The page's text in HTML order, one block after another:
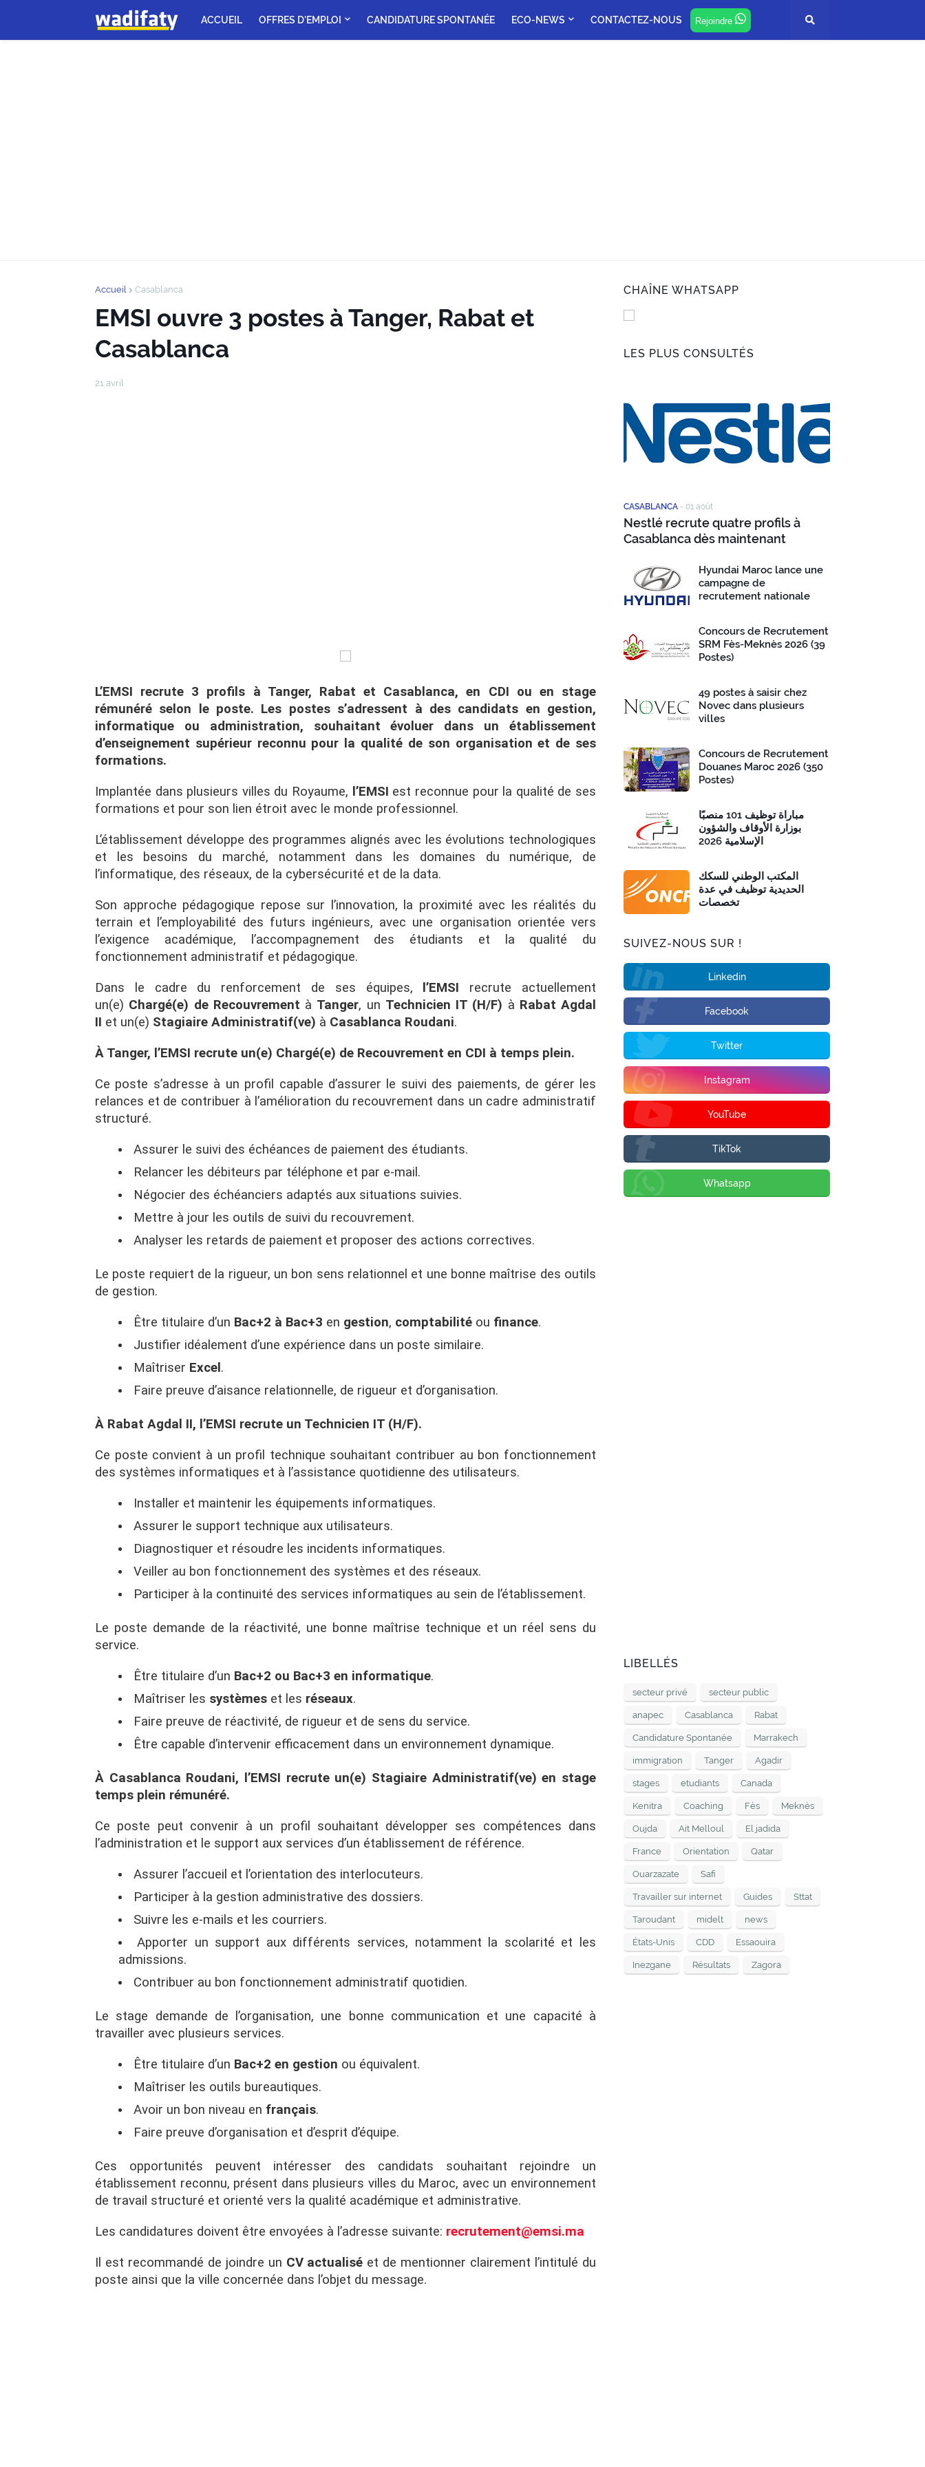
ACCUEIL OFFRES D'EMPLOI CANDIDATURE SPONTANÉE ECO-NEWS CONTACTEZ-NOUS Rejoindre
Accueil Casablanca
EMSI ouvre 3 postes à Tanger, Rabat et
Casablanca
21 avril
L’EMSI recrute 3 profils à Tanger, Rabat et Casablanca, en CDI ou en stage
rémunéré selon le poste. Les postes s’adressent à des candidats en gestion,
informatique ou administration, souhaitant évoluer dans un établissement
d’enseignement supérieur reconnu pour la qualité de son organisation et de ses
formations.
Implantée dans plusieurs villes du Royaume, l’EMSI est reconnue pour la qualité de ses
formations et pour son lien étroit avec le monde professionnel.
L’établissement développe des programmes alignés avec les évolutions technologiques
et les besoins du marché, notamment dans les domaines du numérique, de
l’informatique, des réseaux, de la cybersécurité et de la data.
Son approche pédagogique repose sur l’innovation, la proximité avec les réalités du
terrain et l’employabilité des futurs ingénieurs, avec une organisation orientée vers
l’exigence académique, l’accompagnement des étudiants et la qualité du
fonctionnement administratif et pédagogique.
Dans le cadre du renforcement de ses équipes, l’EMSI recrute actuellement
un(e) Chargé(e) de Recouvrement à Tanger, un Technicien IT (H/F) à Rabat Agdal
II et un(e) Stagiaire Administratif(ve) à Casablanca Roudani.
À Tanger, l’EMSI recrute un(e) Chargé(e) de Recouvrement en CDI à temps plein.
Ce poste s’adresse à un profil capable d’assurer le suivi des paiements, de gérer les
relances et de contribuer à l’amélioration du recouvrement dans un cadre administratif
structuré.
Assurer le suivi des échéances de paiement des étudiants.
Relancer les débiteurs par téléphone et par e-mail.
Négocier des échéanciers adaptés aux situations suivies.
Mettre à jour les outils de suivi du recouvrement.
Analyser les retards de paiement et proposer des actions correctives.
Le poste requiert de la rigueur, un bon sens relationnel et une bonne maîtrise des outils
de gestion.
Être titulaire d’un Bac+2 à Bac+3 en gestion, comptabilité ou finance.
Justifier idéalement d’une expérience dans un poste similaire.
Maîtriser Excel .
Faire preuve d’aisance relationnelle, de rigueur et d’organisation.
À Rabat Agdal II, l’EMSI recrute un Technicien IT (H/F).
Ce poste convient à un profil technique souhaitant contribuer au bon fonctionnement
des systèmes informatiques et à l’assistance quotidienne des utilisateurs.
Installer et maintenir les équipements informatiques.
Assurer le support technique aux utilisateurs.
Diagnostiquer et résoudre les incidents informatiques.
Veiller au bon fonctionnement des systèmes et des réseaux.
Participer à la continuité des services informatiques au sein de l’établissement.
Le poste demande de la réactivité, une bonne maîtrise technique et un réel sens du
service.
Être titulaire d’un Bac+2 ou Bac+3 en informatique.
Maîtriser les systèmes et les réseaux.
Faire preuve de réactivité, de rigueur et de sens du service.
Être capable d’intervenir efficacement dans un environnement dynamique.
À Casablanca Roudani, l’EMSI recrute un(e) Stagiaire Administratif(ve) en stage
temps plein rémunéré.
Ce poste peut convenir à un profil souhaitant développer ses compétences dans
l’administration et le support aux services d’un établissement de référence.
Assurer l’accueil et l’orientation des interlocuteurs.
Participer à la gestion administrative des dossiers.
Suivre les e-mails et les courriers.
Apporter un support aux différents services, notamment la scolarité et les
admissions.
Contribuer au bon fonctionnement administratif quotidien.
Le stage demande de l’organisation, une bonne communication et une capacité à
travailler avec plusieurs services.
Être titulaire d’un Bac+2 en gestion ou équivalent.
Maîtriser les outils bureautiques.
Avoir un bon niveau en français.
Faire preuve d’organisation et d’esprit d’équipe.
Ces opportunités peuvent intéresser des candidats souhaitant rejoindre un
établissement reconnu, présent dans plusieurs villes du Maroc, avec un environnement
de travail structuré et orienté vers la qualité académique et administrative.
Les candidatures doivent être envoyées à l’adresse suivante: recrutement@emsi.ma
Il est recommandé de joindre un CV actualisé et de mentionner clairement l’intitulé du
poste ainsi que la ville concernée dans l’objet du message.
CHAÎNE WHATSAPP
LES PLUS CONSULTÉS
CASABLANCA - 01 août
Nestlé recrute quatre profils à
Casablanca dès maintenant
Hyundai Maroc lance une
campagne de
recrutement nationale
Concours de Recrutement
SRM Fès-Meknès 2026 (39
Postes)
49 postes à saisir chez
Novec dans plusieurs
villes
Concours de Recrutement
Douanes Maroc 2026 (350
Postes)
مباراة توظيف 101 منصبًا
بوزارة الأوقاف والشؤون
الإسلامية 2026
المكتب الوطني للسكك
الحديدية توظيف في عدة
تخصصات
SUIVEZ-NOUS SUR !
Linkedin
Facebook
Twitter
Instagram
YouTube
TikTok
Whatsapp
LIBELLÉS
secteur privé secteur public
anapec Casablanca Rabat
Candidature Spontanée Marrakech
immigration Tanger Agadir
stages etudiants Canada
Kenitra Coaching Fès Meknès
Oujda Ait Melloul El jadida
France Orientation Qatar
Ouarzazate Safi
Travailler sur internet Guides Sttat
Taroudant midelt news
États-Unis CDD Essaouira
Inezgane Résultats Zagora